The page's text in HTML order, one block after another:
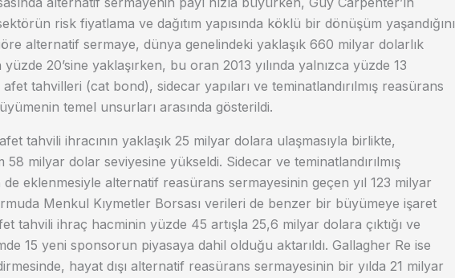
risk fiyatlama ve dağıtım yapısında köklü bir dönüşüm yaşandığını
alternatif sermaye, dünya genelindeki yaklaşık 660 milyar dolarlık
20’sine yaklaşırken, bu oran 2013 yılında yalnızca yüzde 13
tahvilleri (cat bond), sidecar yapıları ve teminatlandırılmış reasürans
temel unsurları arasında gösterildi.
tahvili ihracının yaklaşık 25 milyar dolara ulaşmasıyla birlikte,
58 milyar dolar seviyesine yükseldi. Sidecar ve teminatlandırılmış
eklenmesiyle alternatif reasürans sermayesinin geçen yıl 123 milyar
Menkul Kıymetler Borsası verileri de benzer bir büyümeye işaret
tahvili ihraç hacminin yüzde 45 artışla 25,6 milyar dolara çıktığı ve
15 yeni sponsorun piyasaya dahil olduğu aktarıldı. Gallagher Re ise
hayat dışı alternatif reasürans sermayesinin bir yılda 21 milyar